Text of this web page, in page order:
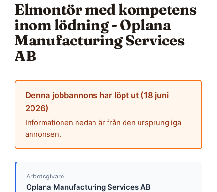
Elmontör med kompetens
inom lödning - Oplana
Manufacturing Services
AB
Denna jobbannons har löpt ut (18 juni
2026)
Informationen nedan är från den ursprungliga
annonsen.
Arbetsgivare
Oplana Manufacturing Services AB